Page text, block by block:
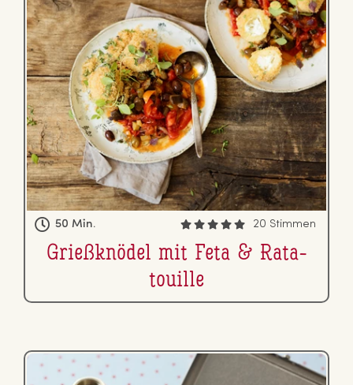
50 Min. 20 Stimmen
Grie­ß­knö­del mit Feta & Ra­ta­
touille